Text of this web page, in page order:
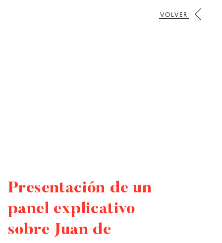
VOLVER
Presentación de un
panel explicativo
sobre Juan de